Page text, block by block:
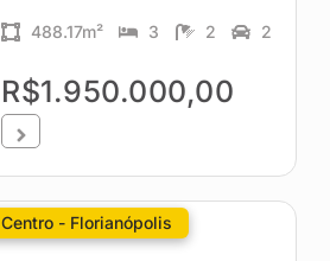
488.17m² 3 2 2
R$1.950.000,00
Centro - Florianópolis